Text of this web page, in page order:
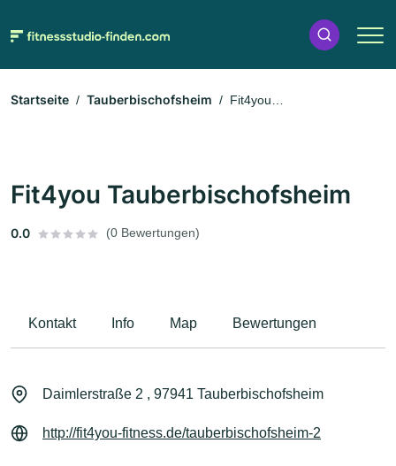
Startseite Tauberbischofsheim
Fit4you
Fit4you Tauberbischofsheim
0.0 (0 Bewertungen)
Kontakt Info Map Bewertungen
Daimlerstraße 2 , 97941 Tauberbischofsheim
http://fit4you-fitness.de/tauberbischofsheim-2